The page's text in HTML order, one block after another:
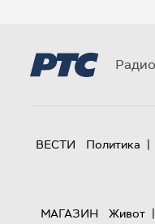
ВЕСТИ Политика |
МАГАЗИН
Живот |